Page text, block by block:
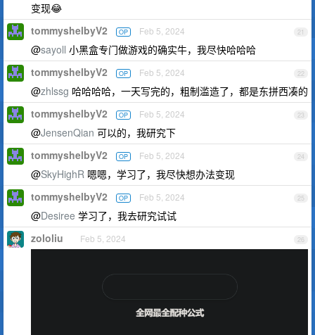
变现😂
21
tommyshelbyV2 OP Feb 5, 2024
@sayoll 小黑盒专门做游戏的确实牛，我尽快哈哈哈
22
tommyshelbyV2 OP Feb 5, 2024
@zhlssg 哈哈哈哈，一天写完的，粗制滥造了，都是东拼西凑的
23
tommyshelbyV2 OP Feb 5, 2024
@JensenQian 可以的，我研究下
24
tommyshelbyV2 OP Feb 5, 2024
@SkyHighR 嗯嗯，学习了，我尽快想办法变现
25
tommyshelbyV2 OP Feb 5, 2024
@Desiree 学习了，我去研究试试
26
zololiu Feb 5, 2024